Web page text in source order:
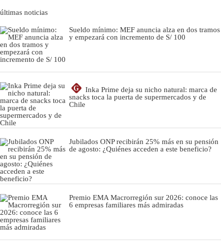
últimas noticias
Sueldo mínimo: MEF anuncia alza en dos tramos
y empezará con incremento de S/ 100
G
Inka Prime deja su nicho natural: marca de
snacks toca la puerta de supermercados y de
Chile
Jubilados ONP recibirán 25% más en su pensión
de agosto: ¿Quiénes acceden a este beneficio?
Premio EMA Macrorregión sur 2026: conoce las
6 empresas familiares más admiradas